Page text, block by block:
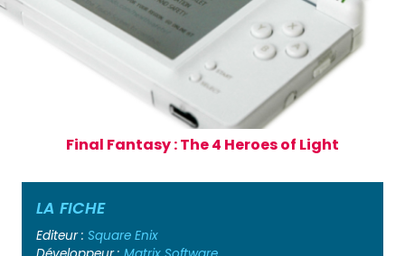
Final Fantasy : The 4 Heroes of Light
LA FICHE
Editeur : Square Enix